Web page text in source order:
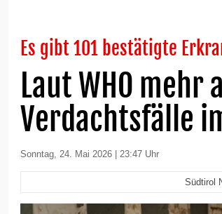
Es gibt 101 bestätigte
Laut WHO mehr
Verdachtsfälle
Sonntag, 24. Mai 2026 | 23:47 Uhr
Südtirol